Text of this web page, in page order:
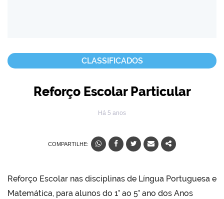
CLASSIFICADOS
Reforço Escolar Particular
Há 5 anos
COMPARTILHE:
Reforço Escolar nas disciplinas de Língua Portuguesa e
Matemática, para alunos do 1° ao 5° ano dos Anos